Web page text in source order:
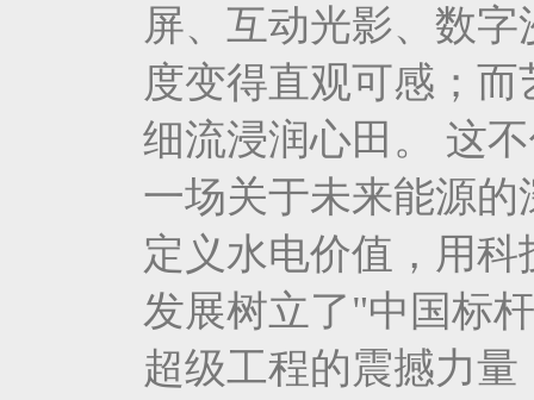
屏、互动光影、数
度变得直观可感；
细流浸润心田。 这
一场关于未来能源
定义水电价值，用
发展树立了"中国标
超级工程的震撼力